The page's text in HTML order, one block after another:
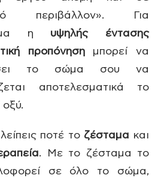
περιβάλλον». Για
η υψηλής έντασης
προπόνησημπορεί να
το σώμα σου να
αποτελεσματικά το
οξύ.
ποτέ το ζέσταμα και
. Με το ζέσταμα το
σε όλο το σώμα,